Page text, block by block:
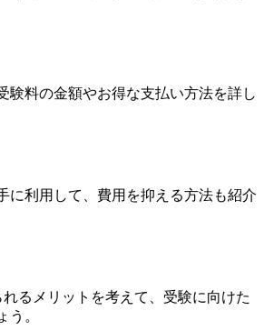
験料の金額やお得な支払い方法を詳し
に利用して、費用を抑える方法も紹介
るメリットを考えて、受験に向けた
う。